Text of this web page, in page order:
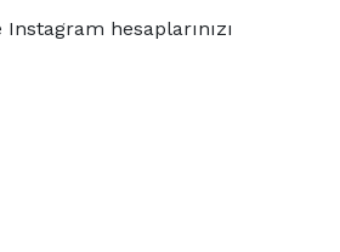
hesaplarınızı